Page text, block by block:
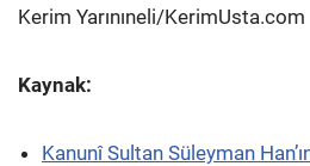
Kerim Yarınıneli/KerimUsta.com
Kaynak:
Kanunî Sultan Süleyman